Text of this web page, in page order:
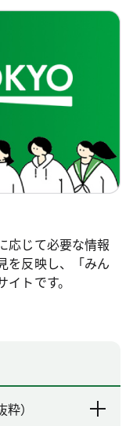
応じて必要な情報
を反映し、「みん
トです。
）